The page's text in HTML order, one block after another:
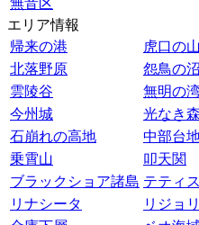
無音区
エリア情報
帰来の港
虎口の
北落野原
怨鳥の沼
雲陵谷
無明の
今州城
光なき森
石崩れの高地
中部台
乗霄山
叩天関
ブラックショア諸島 テティ
リナシータ
リジョ